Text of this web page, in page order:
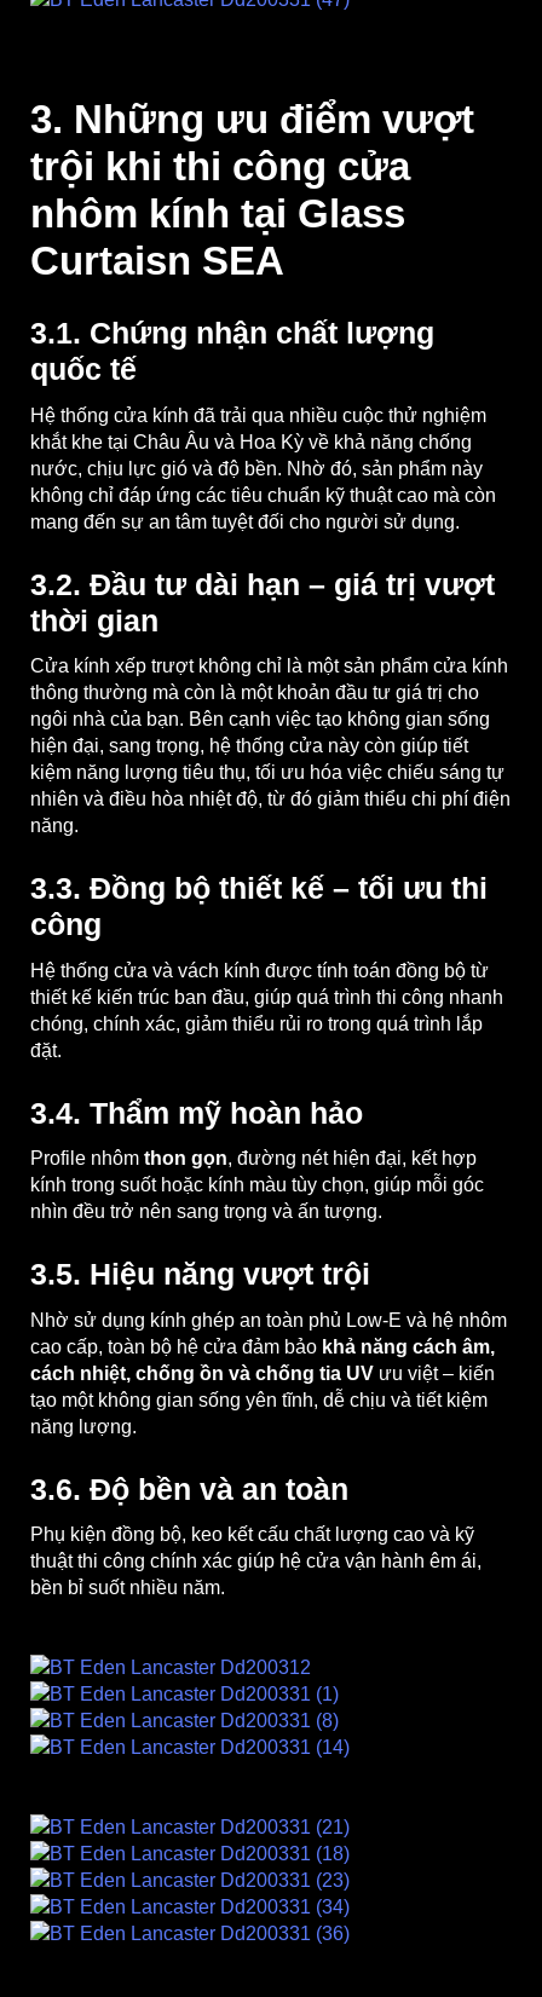
3. Những ưu điểm vượt
trội khi thi công cửa
nhôm kính tại Glass
Curtaisn SEA
3.1. Chứng nhận chất lượng
quốc tế
Hệ thống cửa kính đã trải qua nhiều cuộc thử nghiệm
khắt khe tại Châu Âu và Hoa Kỳ về khả năng chống
nước, chịu lực gió và độ bền. Nhờ đó, sản phẩm này
không chỉ đáp ứng các tiêu chuẩn kỹ thuật cao mà còn
mang đến sự an tâm tuyệt đối cho người sử dụng.
3.2. Đầu tư dài hạn – giá trị vượt
thời gian
Cửa kính xếp trượt không chỉ là một sản phẩm cửa kính
thông thường mà còn là một khoản đầu tư giá trị cho
ngôi nhà của bạn. Bên cạnh việc tạo không gian sống
hiện đại, sang trọng, hệ thống cửa này còn giúp tiết
kiệm năng lượng tiêu thụ, tối ưu hóa việc chiếu sáng tự
nhiên và điều hòa nhiệt độ, từ đó giảm thiểu chi phí điện
năng.
3.3. Đồng bộ thiết kế – tối ưu thi
công
Hệ thống cửa và vách kính được tính toán đồng bộ từ
thiết kế kiến trúc ban đầu, giúp quá trình thi công nhanh
chóng, chính xác, giảm thiểu rủi ro trong quá trình lắp
đặt.
3.4. Thẩm mỹ hoàn hảo
Profile nhôm thon gọn, đường nét hiện đại, kết hợp
kính trong suốt hoặc kính màu tùy chọn, giúp mỗi góc
nhìn đều trở nên sang trọng và ấn tượng.
3.5. Hiệu năng vượt trội
Nhờ sử dụng kính ghép an toàn phủ Low-E và hệ nhôm
cao cấp, toàn bộ hệ cửa đảm bảo khả năng cách âm,
cách nhiệt, chống ồn và chống tia UV ưu việt – kiến
tạo một không gian sống yên tĩnh, dễ chịu và tiết kiệm
năng lượng.
3.6. Độ bền và an toàn
Phụ kiện đồng bộ, keo kết cấu chất lượng cao và kỹ
thuật thi công chính xác giúp hệ cửa vận hành êm ái,
bền bỉ suốt nhiều năm.